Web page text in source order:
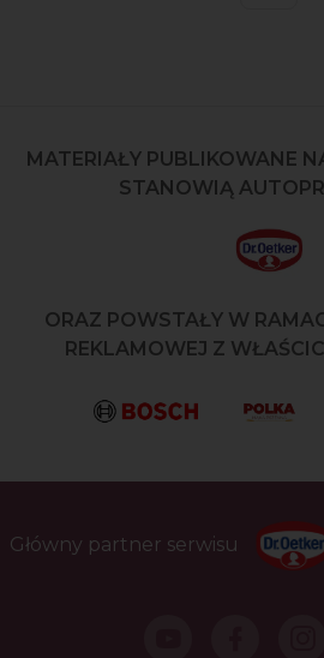
MATERIAŁY PUBLIKOWANE
STANOWIĄ
ORAZ POWSTAŁY W
REKLAMOWEJ Z
Główny partner serwisu